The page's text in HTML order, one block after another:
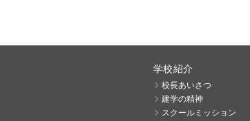
学校紹介
校長あいさつ
建学の精神
スクールミッション